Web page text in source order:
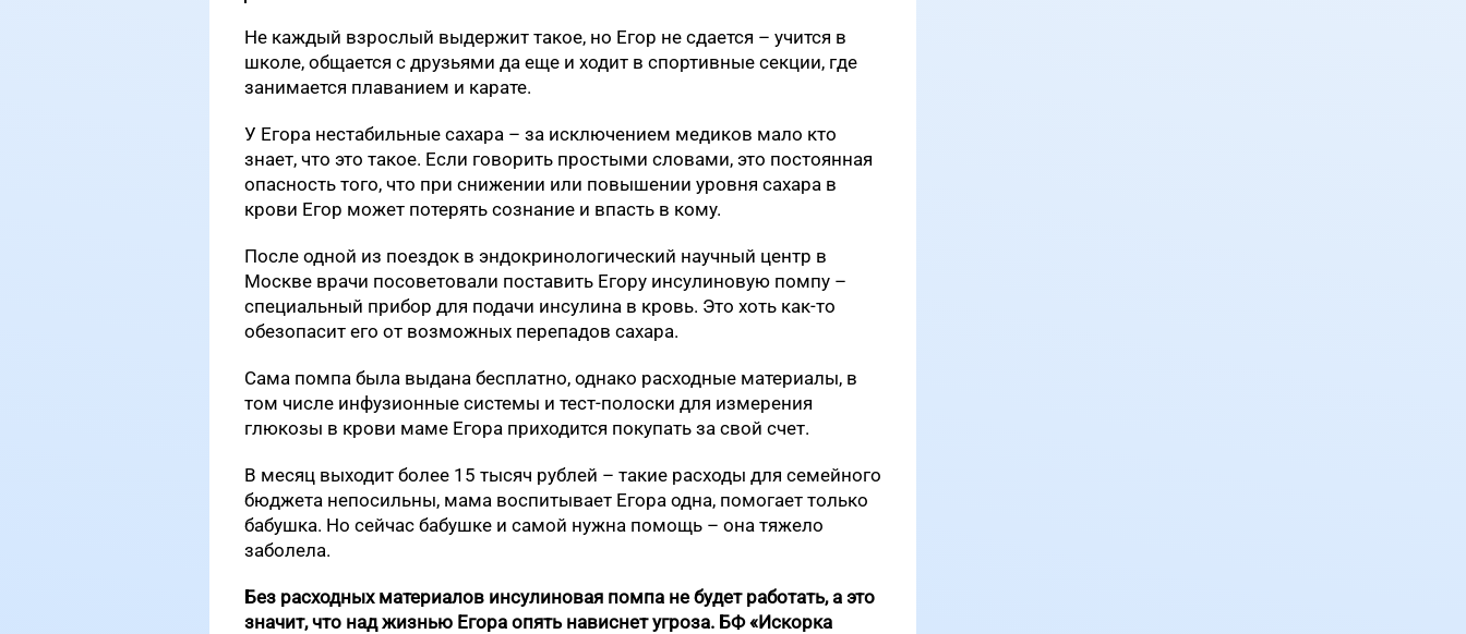
Не каждый взрослый выдержит такое, но Егор не сдается – учится в
школе, общается с друзьями да еще и ходит в спортивные секции, где
занимается плаванием и карате.
У Егора нестабильные сахара – за исключением медиков мало кто
знает, что это такое. Если говорить простыми словами, это постоянная
опасность того, что при снижении или повышении уровня сахара в
крови Егор может потерять сознание и впасть в кому.
После одной из поездок в эндокринологический научный центр в
Москве врачи посоветовали поставить Егору инсулиновую помпу –
специальный прибор для подачи инсулина в кровь. Это хоть как-то
обезопасит его от возможных перепадов сахара.
Сама помпа была выдана бесплатно, однако расходные материалы, в
том числе инфузионные системы и тест-полоски для измерения
глюкозы в крови маме Егора приходится покупать за свой счет.
В месяц выходит более 15 тысяч рублей – такие расходы для семейного
бюджета непосильны, мама воспитывает Егора одна, помогает только
бабушка. Но сейчас бабушке и самой нужна помощь – она тяжело
заболела.
Без расходных материалов инсулиновая помпа не будет работать, а это
значит, что над жизнью Егора опять нависнет угроза. БФ «Искорка